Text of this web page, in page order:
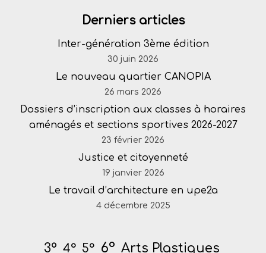
Derniers articles
Inter-génération 3ème édition
30 juin 2026
Le nouveau quartier CANOPIA
26 mars 2026
Dossiers d’inscription aux classes à horaires
aménagés et sections sportives 2026-2027
23 février 2026
Justice et citoyenneté
19 janvier 2026
Le travail d’architecture en upe2a
4 décembre 2025
3° 4° 5° 6° Arts Plastiques